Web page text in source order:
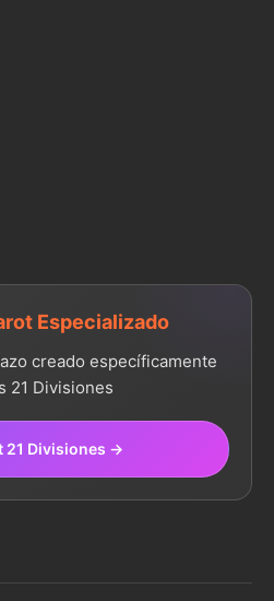
Especializado
creado específicamente
21 Divisiones
21 Divisiones →